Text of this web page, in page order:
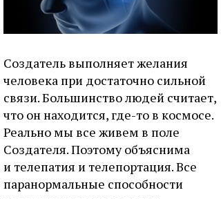
Создатель выполняет желания
человека при достаточно сильной
связи. Большинство людей считает,
что он находится, где-то в космосе.
Реально мы все живем в поле
Создателя. Поэтому объяснима
и телепатия и телепортация. Все
паранормальные способности